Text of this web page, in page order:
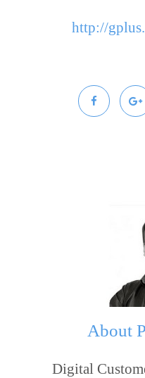
http://
About
Digital